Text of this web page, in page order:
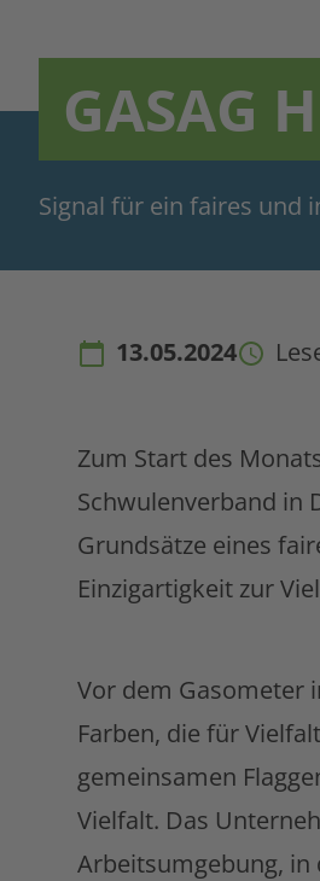
GASAG
Signal für ein faires und
13.05.2024
Zum Start des
Schwulenverband in
Grundsätze eines
Einzigartigkeit zur
Vor dem Gasometer
Farben, die für
gemeinsamen
Vielfalt. Das
Arbeitsumgebung, in